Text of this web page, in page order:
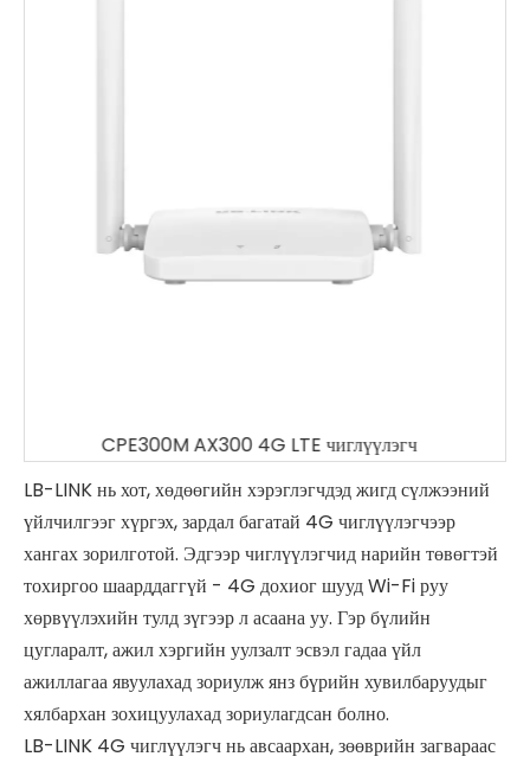
CPE300M AX300 4G LTE чиглүүлэгч
LB-LINK нь хот, хөдөөгийн хэрэглэгчдэд жигд сүлжээний
үйлчилгээг хүргэх, зардал багатай 4G чиглүүлэгчээр
хангах зорилготой. Эдгээр чиглүүлэгчид нарийн төвөгтэй
тохиргоо шаарддаггүй - 4G дохиог шууд Wi-Fi руу
хөрвүүлэхийн тулд зүгээр л асаана уу. Гэр бүлийн
цугларалт, ажил хэргийн уулзалт эсвэл гадаа үйл
ажиллагаа явуулахад зориулж янз бүрийн хувилбаруудыг
хялбархан зохицуулахад зориулагдсан болно.
LB-LINK 4G чиглүүлэгч нь авсаархан, зөөврийн загвараас